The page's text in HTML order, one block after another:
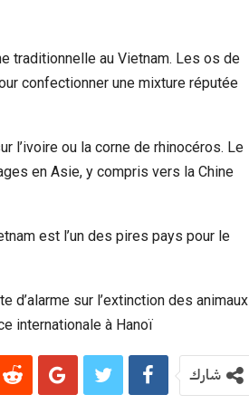
traditionnelle au Vietnam. Les os de
confectionner une mixture réputée
l’ivoire ou la corne de rhinocéros. Le
en Asie, y compris vers la Chine
est l’un des pires pays pour le
d’alarme sur l’extinction des animaux
internationale à Hanoï…,
شارك